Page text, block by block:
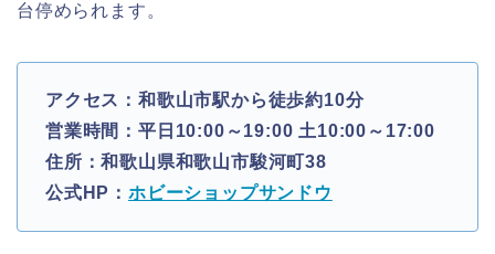
台停められます。
アクセス：和歌山市駅から徒歩約10分
営業時間：平日10:00～19:00 土10:00～17:00
住所：和歌山県和歌山市駿河町38
公式HP： ホビーショップサンドウ